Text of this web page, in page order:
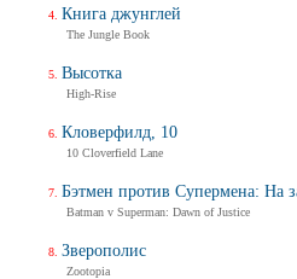
Книга джунглей
The Jungle Book
Высотка
High-Rise
Кловерфилд, 10
10 Cloverfield Lane
Бэтмен против Супермена: На
Batman v Superman: Dawn of Justice
Зверополис
Zootopia